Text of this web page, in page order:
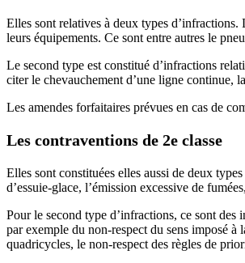
Elles sont relatives à deux types
leurs équipements. Ce sont entre autres le
Le second type est constitué d’infractions
citer le chevauchement d’une ligne continue,
Les amendes forfaitaires prévues en cas de
Les contraventions de 2e classe
Elles sont constituées elles aussi de deux
d’essuie-glace, l’émission excessive de
Pour le second type d’infractions, ce sont
par exemple du non-respect du sens imposé
quadricycles, le non-respect des règles de